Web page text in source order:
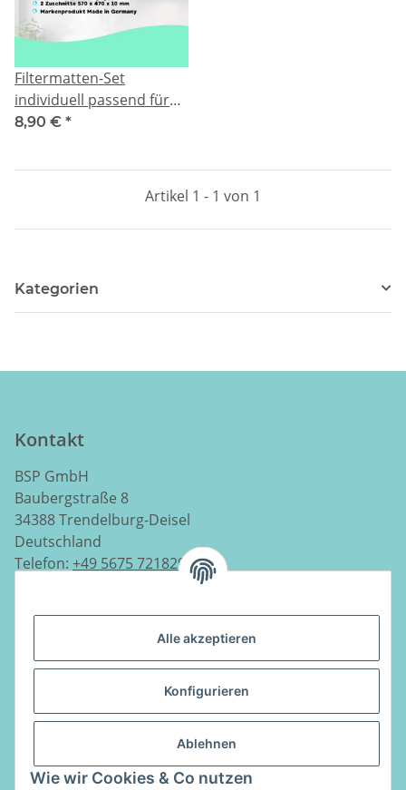
Alle akzeptieren
Konfigurieren
Ablehnen
Wie wir Cookies & Co nutzen
Filtermatten-Set
individuell passend für
Dunstabzugshauben -
Dunstabzugsfiltereinlage,
Vlies ISO Coarse 50%,
8,90 € *
Artikel 1 - 1 von 1
Kategorien
Kontakt
BSP GmbH
Baubergstraße 8
34388 Trendelburg-Deisel
Deutschland
Telefon: +49 5675 7218290
Informationen
Gesetzliche Informationen